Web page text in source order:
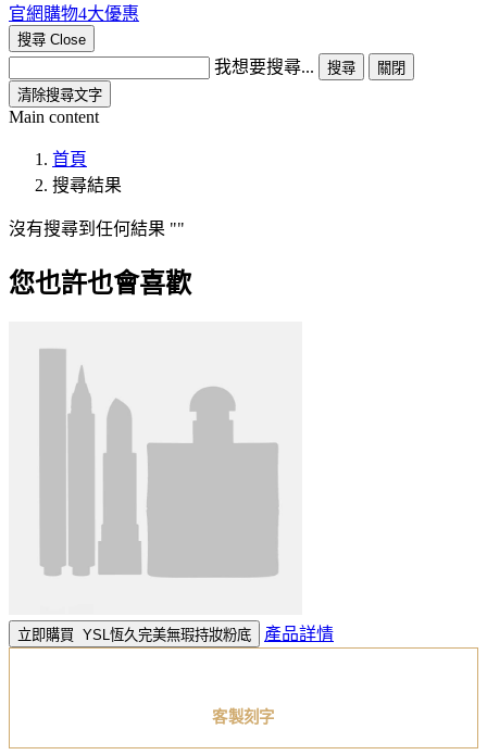
官網購物4大優惠
搜尋 Close
我想要搜尋... 搜尋
關閉
清除搜尋文字
Main content
首頁
搜尋結果
沒有搜尋到任何結果
您也許也會喜歡
立即購買 YSL恆久完美無瑕持妝粉底 產品詳情
客製刻字